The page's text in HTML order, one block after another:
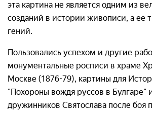
эта картина не является одним из
созданий в истории живописи, а ее
гений.
Пользовались успехом и другие
монументальные росписи в храме
Москве (1876-79), картины для
"Похороны вождя руссов в Булгаре"
дружинников Святослава после боя